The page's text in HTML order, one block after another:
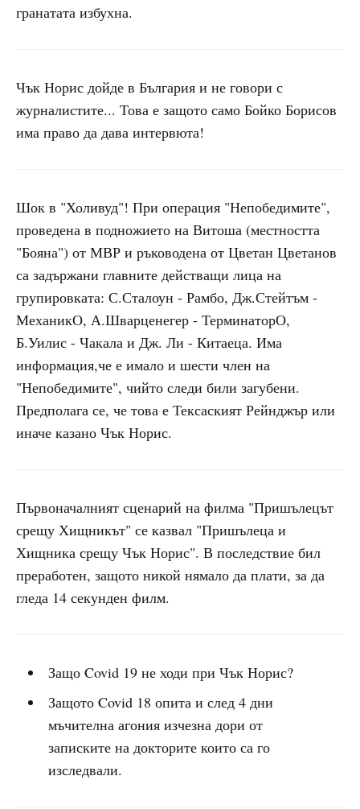
гранатата избухна.
Чък Норис дойде в България и не говори с
журналистите... Това е защото само Бойко Борисов
има право да дава интервюта!
Шок в "Холивуд"! При операция "Непобедимите",
проведена в подножието на Витоша (местността
"Бояна") от МВР и ръководена от Цветан Цветанов
са задържани главните действащи лица на
групировката: С.Сталоун - Рамбо, Дж.Стейтъм -
МеханикО, А.Шварценегер - ТерминаторО,
Б.Уилис - Чакала и Дж. Ли - Китаеца. Има
информация,че е имало и шести член на
"Непобедимите", чийто следи били загубени.
Предполага се, че това е Тексаският Рейнджър или
иначе казано Чък Норис.
Първоначалният сценарий на филма "Пришълецът
срещу Хищникът" се казвал "Пришълеца и
Хищника срещу Чък Норис". В последствие бил
преработен, защото никой нямало да плати, за да
гледа 14 секунден филм.
Защо Covid 19 не ходи при Чък Норис?
Защото Covid 18 опита и след 4 дни
мъчителна агония изчезна дори от
записките на докторите които са го
изследвали.